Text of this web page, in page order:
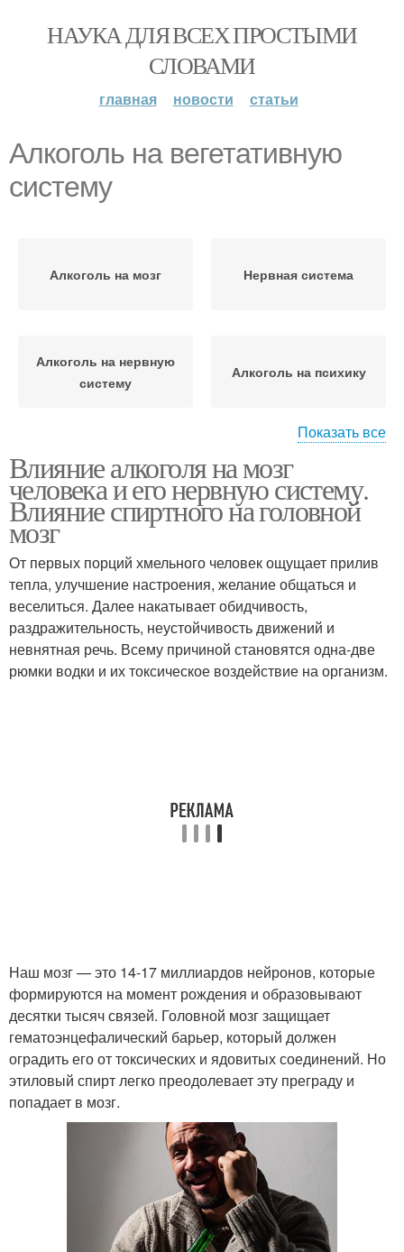
НАУКА ДЛЯ ВСЕХ ПРОСТЫМИ
СЛОВАМИ
главная новости статьи
Алкоголь на вегетативную
систему
Алкоголь на мозг Нервная система
Алкоголь на нервную
систему
Алкоголь на психику
Алкоголь на поведение
Показать все
Влияние алкоголя на мозг
человека и его нервную систему.
Влияние спиртного на головной
мозг
От первых порций хмельного человек ощущает прилив
тепла, улучшение настроения, желание общаться и
веселиться. Далее накатывает обидчивость,
раздражительность, неустойчивость движений и
невнятная речь. Всему причиной становятся одна-две
рюмки водки и их токсическое воздействие на организм.
Наш мозг — это 14-17 миллиардов нейронов, которые
формируются на момент рождения и образовывают
десятки тысяч связей. Головной мозг защищает
гематоэнцефалический барьер, который должен
оградить его от токсических и ядовитых соединений. Но
этиловый спирт легко преодолевает эту преграду и
попадает в мозг.